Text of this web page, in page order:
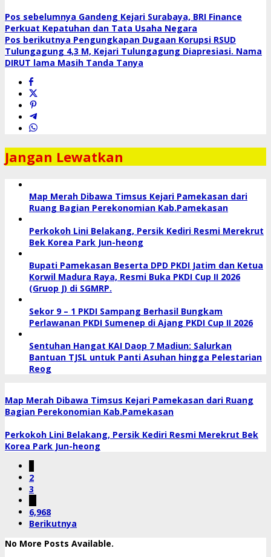
Pos sebelumnya Gandeng Kejari Surabaya, BRI Finance
Perkuat Kepatuhan dan Tata Usaha Negara
Pos berikutnya Pengungkapan Dugaan Korupsi RSUD
Tulungagung 4,3 M, Kejari Tulungagung Diapresiasi. Nama
DIRUT lama Masih Tanda Tanya
Jangan Lewatkan
Map Merah Dibawa Timsus Kejari Pamekasan dari
Ruang Bagian Perekonomian Kab.Pamekasan
Perkokoh Lini Belakang, Persik Kediri Resmi Merekrut
Bek Korea Park Jun-heong
Bupati Pamekasan Beserta DPD PKDI Jatim dan Ketua
Korwil Madura Raya, Resmi Buka PKDI Cup II 2026
(Gruop J) di SGMRP.
Sekor 9 – 1 PKDI Sampang Berhasil Bungkam
Perlawanan PKDI Sumenep di Ajang PKDI Cup II 2026
Sentuhan Hangat KAI Daop 7 Madiun: Salurkan
Bantuan TJSL untuk Panti Asuhan hingga Pelestarian
Reog
Map Merah Dibawa Timsus Kejari Pamekasan dari Ruang
Bagian Perekonomian Kab.Pamekasan
Perkokoh Lini Belakang, Persik Kediri Resmi Merekrut Bek
Korea Park Jun-heong
2
3
6,968
Berikutnya
No More Posts Available.